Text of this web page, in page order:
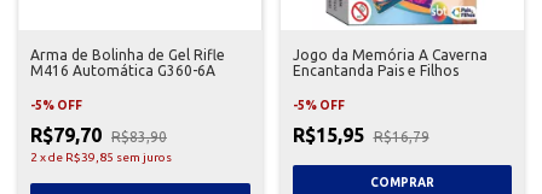
Arma de Bolinha de Gel Rifle
M416 Automática G360-6A
-5% OFF
R$79,70 R$83,90
2 xde R$39,85 sem juros
Jogo da Memória A Caverna
Encantanda Pais e Filhos
-5% OFF
R$15,95 R$16,79